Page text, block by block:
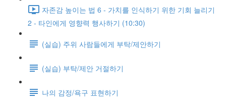
자존감 높이는 법 6 - 가치를 인식하기 위한 기회 늘리기
2 - 타인에게 영향력 행사하기 (10:30)
(실습) 주위 사람들에게 부탁/제안하기
(실습) 부탁/제안 거절하기
나의 감정/욕구 표현하기